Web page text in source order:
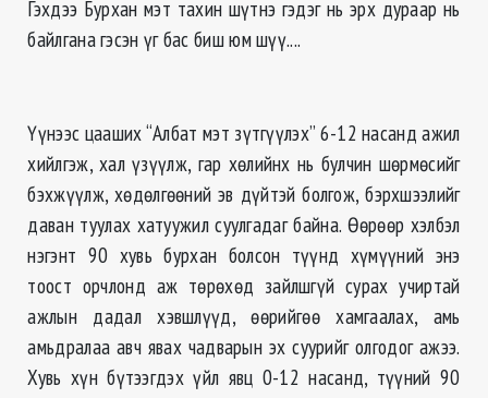
Гэхдээ Бурхан мэт тахин шүтнэ гэдэг нь эрх дураар нь
байлгана гэсэн үг бас биш юм шүү....
Үүнээс цааших “Албат мэт зүтгүүлэх” 6-12 насанд ажил
хийлгэж, хал үзүүлж, гар хөлийнх нь булчин шөрмөсийг
бэхжүүлж, хөдөлгөөний эв дүйтэй болгож, бэрхшээлийг
даван туулах хатуужил суулгадаг байна. Өөрөөр хэлбэл
нэгэнт 90 хувь бурхан болсон түүнд хүмүүний энэ
тоост орчлонд аж төрөхөд зайлшгүй сурах учиртай
ажлын дадал хэвшлүүд, өөрийгөө хамгаалах, амь
амьдралаа авч явах чадварын эх суурийг олгодог ажээ.
Хувь хүн бүтээгдэх үйл явц 0-12 насанд, түүний 90